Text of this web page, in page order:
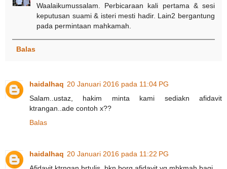
Waalaikumussalam. Perbicaraan kali pertama & sesi
keputusan suami & isteri mesti hadir. Lain2 bergantung
pada permintaan mahkamah.
Balas
haidalhaq 20 Januari 2016 pada 11:04 PG
Salam..ustaz, hakim minta kami sediakn afidavit
ktrangan..ade contoh x??
Balas
haidalhaq 20 Januari 2016 pada 11:22 PG